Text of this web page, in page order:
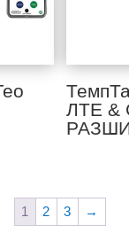
ЛТЕ &
1 2 3 →